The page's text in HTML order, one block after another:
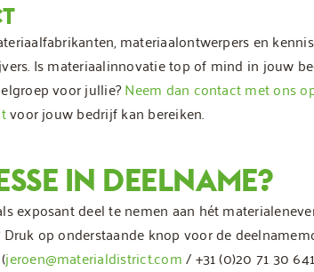
materiaalontwerpers en
Is materiaalinnovatie top of mind in jouw
voor jullie?Neem dan contact met ons
voor jouw bedrijf kan bereiken.
IN DEELNAME?
exposant deel te nemen aan hét
Druk op onderstaande knop voor de
jeroen@materialdistrict.com/ +31 (0)20 71 30